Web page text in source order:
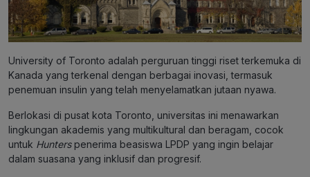
University of Toronto adalah perguruan tinggi riset terkemuka di
Kanada yang terkenal dengan berbagai inovasi, termasuk
penemuan insulin yang telah menyelamatkan jutaan nyawa.
Berlokasi di pusat kota Toronto, universitas ini menawarkan
lingkungan akademis yang multikultural dan beragam, cocok
untuk Hunterspenerima beasiswa LPDP yang ingin belajar
dalam suasana yang inklusif dan progresif.